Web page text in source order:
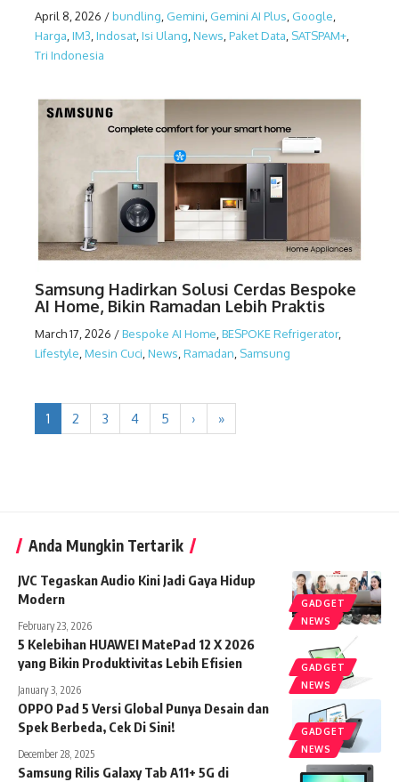
April 8, 2026 /bundling, Gemini, Gemini AI Plus, Google,
Harga,IM3,Indosat,Isi Ulang,News,Paket Data, SATSPAM+,
Tri Indonesia
Samsung Hadirkan Solusi Cerdas Bespoke
AI Home, Bikin Ramadan Lebih Praktis
March 17, 2026 /Bespoke AI Home,BESPOKE Refrigerator,
Lifestyle,Mesin Cuci,News,Ramadan, Samsung
1 2 3 4 5 › »
Anda Mungkin Tertarik
GADGET
NEWS
JVC Tegaskan Audio Kini Jadi Gaya Hidup
Modern
February 23, 2026
GADGET
NEWS
5 Kelebihan HUAWEI MatePad 12 X 2026
yang Bikin Produktivitas Lebih Efisien
January 3, 2026
GADGET
NEWS
OPPO Pad 5 Versi Global Punya Desain dan
Spek Berbeda, Cek Di Sini!
December 28, 2025
Samsung Rilis Galaxy Tab A11+ 5G di